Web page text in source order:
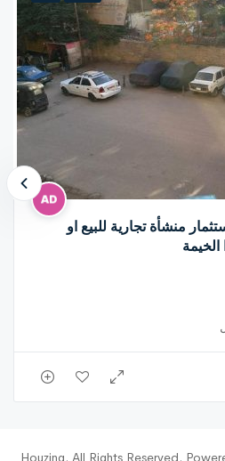
منشأة تجارية للبيع او
الخيمة